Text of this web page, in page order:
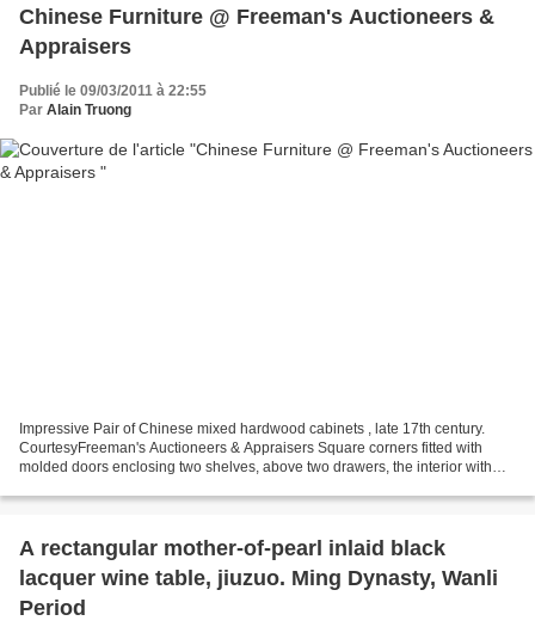
Chinese Furniture @ Freeman's Auctioneers &
Appraisers
Publié le 09/03/2011 à 22:55
Par Alain Truong
Impressive Pair of Chinese mixed hardwood cabinets , late 17th century.
CourtesyFreeman's Auctioneers & Appraisers Square corners fitted with
molded doors enclosing two shelves, above two drawers, the interior with
A rectangular mother-of-pearl inlaid black
lacquer wine table, jiuzuo. Ming Dynasty, Wanli
Period